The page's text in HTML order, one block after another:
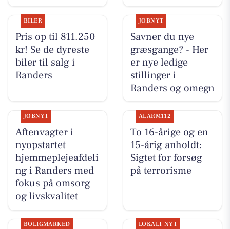
BILER
Pris op til 811.250
kr! Se de dyreste
biler til salg i
Randers
JOBNYT
Savner du nye
græsgange? - Her
er nye ledige
stillinger i
Randers og omegn
JOBNYT
Aftenvagter i
nyopstartet
hjemmeplejeafdeli
ng i Randers med
fokus på omsorg
og livskvalitet
ALARM112
To 16-årige og en
15-årig anholdt:
Sigtet for forsøg
på terrorisme
BOLIGMARKED LOKALT NYT